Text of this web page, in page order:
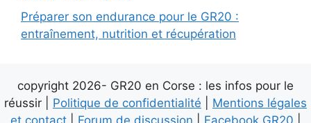
Préparer son endurance pour le GR20 :
entraînement, nutrition et récupération
copyright 2026- GR20 en Corse : les infos pour le
réussir | Politique de confidentialité
Mentions légales
et contact| Forum de discussion Facebook GR20